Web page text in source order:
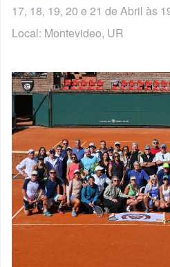
17, 18, 19, 20 e 21 de Abril às
Local: Montevideo, UR